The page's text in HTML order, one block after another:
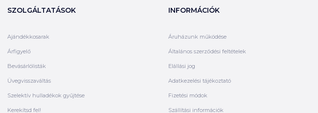
SZOLGÁLTATÁSOK
Ajándékkosarak
Árfigyelő
Bevásárlólisták
Üvegvisszaváltás
Szelektív hulladékok gyűjtése
Kerekítsd fel!
INFORMÁCIÓK
Áruházunk működése
Általános szerződési feltételek
Elállási jog
Adatkezelési tájékoztató
Fizetési módok
Szállítási információk